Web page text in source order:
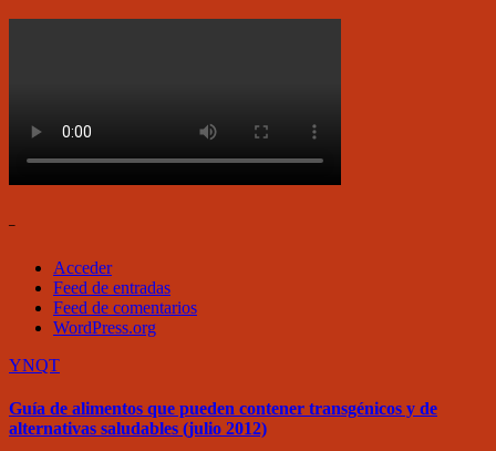
–
Acceder
Feed de entradas
Feed de comentarios
WordPress.org
YNQT
Guía de alimentos que pueden contener transgénicos y de
alternativas saludables (julio 2012)